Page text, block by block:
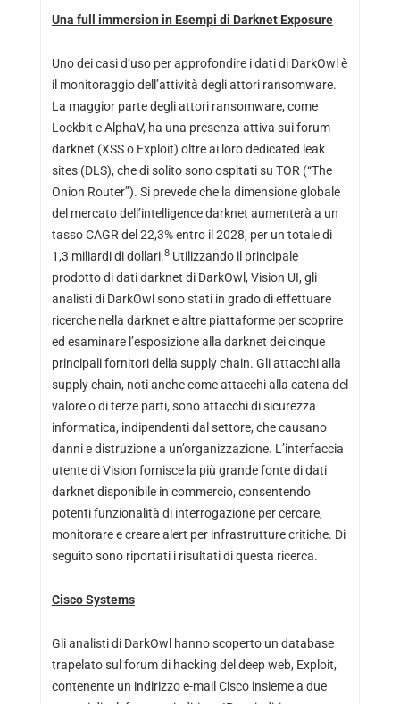
Una full immersion in Esempi di Darknet Exposure
Uno dei casi d’uso per approfondire i dati di DarkOwl è
il monitoraggio dell’attività degli attori ransomware.
La maggior parte degli attori ransomware, come
Lockbit e AlphaV, ha una presenza attiva sui forum
darknet (XSS o Exploit) oltre ai loro dedicated leak
sites (DLS), che di solito sono ospitati su TOR (“The
Onion Router”). Si prevede che la dimensione globale
del mercato dell’intelligence darknet aumenterà a un
tasso CAGR del 22,3% entro il 2028, per un totale di
1,3 miliardi di dollari.8Utilizzando il principale
prodotto di dati darknet di DarkOwl, Vision UI, gli
analisti di DarkOwl sono stati in grado di effettuare
ricerche nella darknet e altre piattaforme per scoprire
ed esaminare l’esposizione alla darknet dei cinque
principali fornitori della supply chain. Gli attacchi alla
supply chain, noti anche come attacchi alla catena del
valore o di terze parti, sono attacchi di sicurezza
informatica, indipendenti dal settore, che causano
danni e distruzione a un’organizzazione. L’interfaccia
utente di Vision fornisce la più grande fonte di dati
darknet disponibile in commercio, consentendo
potenti funzionalità di interrogazione per cercare,
monitorare e creare alert per infrastrutture critiche. Di
seguito sono riportati i risultati di questa ricerca.
Cisco Systems
Gli analisti di DarkOwl hanno scoperto un database
trapelato sul forum di hacking del deep web, Exploit,
contenente un indirizzo e-mail Cisco insieme a due